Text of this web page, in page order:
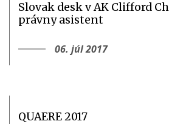
Slovak desk v AK Clifford
právny asistent
06. júl 2017
QUAERE 2017